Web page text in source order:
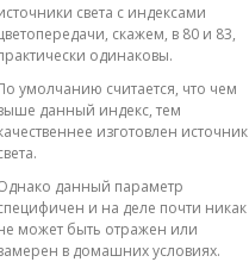
света с индексами
скажем, в 80 и 83,
одинаковы.
умолчанию считается, что чем
данный индекс, тем
изготовлен источник
данный параметр
и на деле почти никак
может быть отражен или
в домашних условиях.